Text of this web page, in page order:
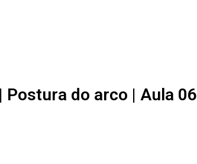
Postura do arco | Aula 06